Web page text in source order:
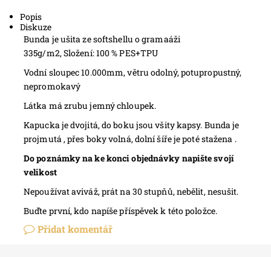
Popis
Diskuze
Bunda je ušita ze softshellu o gramaáži
335g/m2,Složení: 100 % PES+TPU
Vodní sloupec 10.000mm, větru odolný, potupropustný,
nepromokavý
Látka má zrubu jemný chloupek.
Kapucka je dvojitá, do boku jsou všity kapsy. Bunda je
projmutá , přes boky volná, dolní šíře je poté stažena .
Do poznámky na ke konci objednávky napište svojí
velikost
Nepoužívat aviváž, prát na 30 stupňů, nebělit, nesušit.
Buďte první, kdo napíše příspěvek k této položce.
Přidat komentář